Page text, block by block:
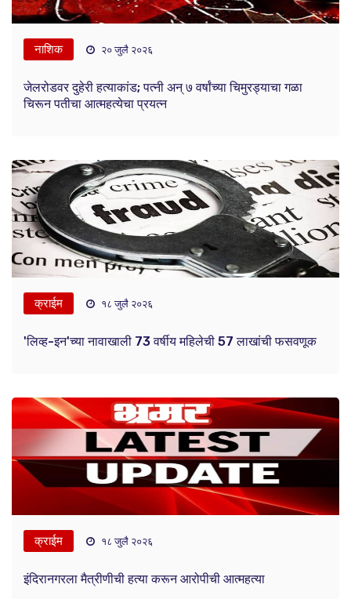
नाशिक २० जुलै २०२६
जेलरोडवर दुहेरी हत्याकांड; पत्नी अन् ७ वर्षांच्या चिमुरड्याचा गळा
चिरून पतीचा आत्महत्येचा प्रयत्न
क्राईम १८ जुलै २०२६
'लिव्ह-इन'च्या नावाखाली 73 वर्षीय महिलेची 57 लाखांची फसवणूक
क्राईम १८ जुलै २०२६
इंदिरानगरला मैत्रीणीची हत्या करून आरोपीची आत्महत्या